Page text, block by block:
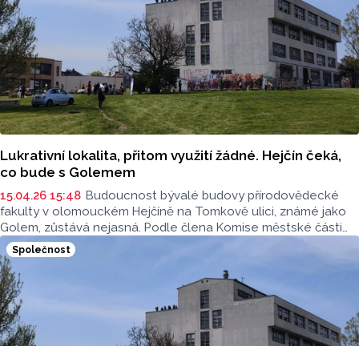
Lukrativní lokalita, přitom využití žádné. Hejčín čeká,
co bude s Golemem
15.04.26 15:48 Budoucnost bývalé budovy přírodovědecké
fakulty v olomouckém Hejčíně na Tomkově ulici, známé jako
Golem, zůstává nejasná. Podle člena Komise městské části
Hejčín Marka Zelenky chybí jasná vize, jak s jednou
z největších a nejlukrativnějších lokalit ve městě naložit.
Několik nápadů už tu přitom bylo.
Společnost